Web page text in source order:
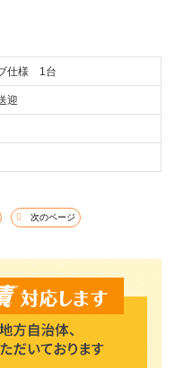
仕様 1台
迎
次のページ